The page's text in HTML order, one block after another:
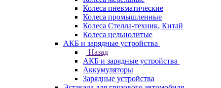
Колеса пневматические
Колеса промышленные
Колеса Стелла-техник, Китай
Колеса цельнолитые
АКБ и зарядные устройства
Назад
АКБ и зарядные устройства
Аккумуляторы
Зарядные устройства